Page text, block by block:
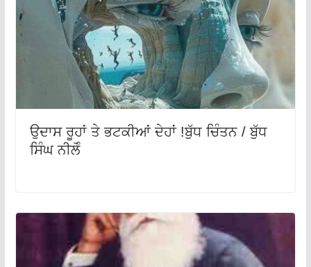
ਉਦਾਸ ਰੂਹਾਂ ਤੇ ਭਟਕੀਆਂ ਦੇਹਾਂ !ਬੁੱਧ ਚਿੰਤਨ / ਬੁੱਧ
ਸਿੰਘ ਨੀਲੋੰ